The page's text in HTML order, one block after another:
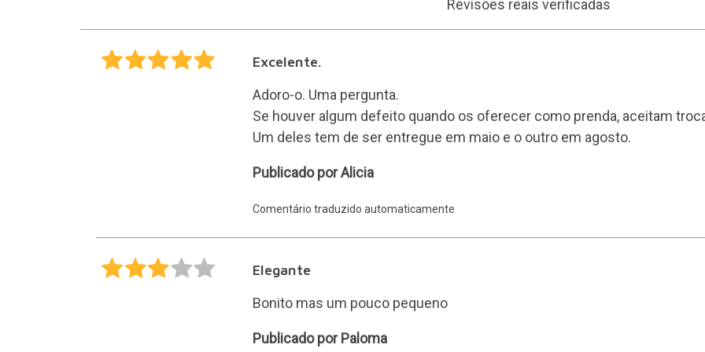
Revisões reais verificadas
Excelente.
Adoro-o. Uma pergunta.
Se houver algum defeito quando os oferecer como prenda, aceitam
Um deles tem de ser entregue em maio e o outro em agosto.
Alicia
Publicado por Alicia
Comentário traduzido automaticamente
Elegante
Bonito mas um pouco pequeno
Paloma
Publicado por Paloma